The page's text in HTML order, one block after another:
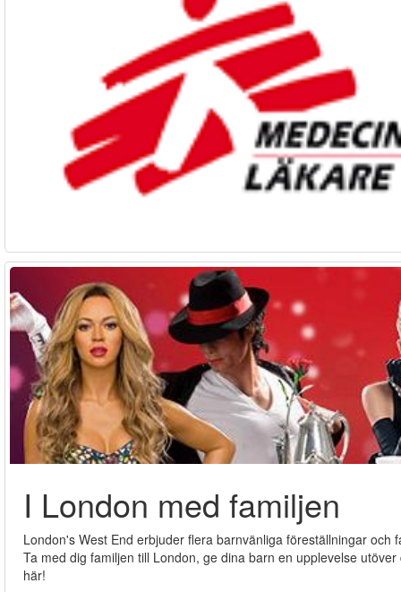
I London med familjen
London's West End erbjuder flera barnvänliga föreställningar
Ta med dig familjen till London, ge dina barn en upplevelse
här!